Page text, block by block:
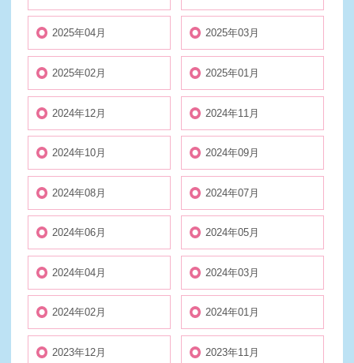
2025年04月 2025年03月
2025年02月 2025年01月
2024年12月 2024年11月
2024年10月 2024年09月
2024年08月 2024年07月
2024年06月 2024年05月
2024年04月 2024年03月
2024年02月 2024年01月
2023年12月 2023年11月